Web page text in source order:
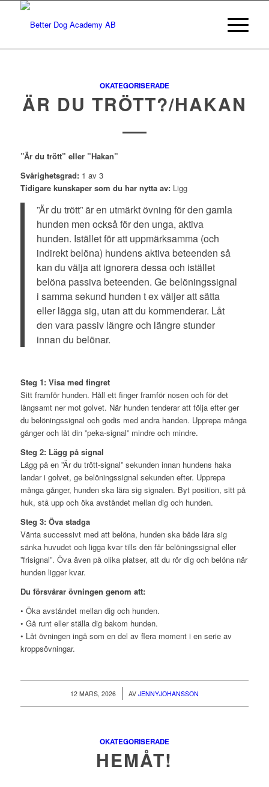
OKATEGORISERADE
ÄR DU TRÖTT?/HAKAN
”Är du trött” eller ”Hakan”
Svårighetsgrad:1 av 3
Tidigare kunskaper som du har nytta av:Ligg
”Är du trött” är en utmärkt övning för den gamla
hunden men också för den unga, aktiva
hunden. Istället för att uppmärksamma (och
indirekt belöna) hundens aktiva beteenden så
kan du välja att ignorera dessa och istället
belöna passiva beteenden. Ge belöningssignal
i samma sekund hunden t ex väljer att sätta
eller lägga sig, utan att du kommenderar. Låt
den vara passiv längre och längre stunder
innan du belönar.
Steg 1: Visa med fingret
Sitt framför hunden. Håll ett finger framför nosen och för det
långsamt ner mot golvet. När hunden tenderar att följa efter ger
du belöningssignal och godis med andra handen. Upprepa många
gånger och låt din ”peka-signal” mindre och mindre.
Steg 2: Lägg på signal
Lägg på en ”Är du trött-signal” sekunden innan hundens haka
landar i golvet, ge belöningssignal sekunden efter. Upprepa
många gånger, hunden ska lära sig signalen. Byt position, sitt på
huk, stå upp och öka avståndet mellan dig och hunden.
Steg 3: Öva stadga
Vänta successivt med att belöna, hunden ska både lära sig
sänka huvudet och ligga kvar tills den får belöningssignal eller
”frisignal”. Öva även på olika platser, att du rör dig och belöna när
hunden ligger kvar.
Du försvårar övningen genom att:
• Öka avståndet mellan dig och hunden.
• Gå runt eller ställa dig bakom hunden.
• Låt övningen ingå som en del av flera moment i en serie av
kroppsövningar.
12 MARS, 2026
/ AV JENNYJOHANSSON
OKATEGORISERADE
HEMÅT!